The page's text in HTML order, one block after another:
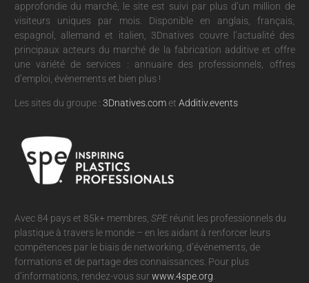
approfondie du marché, le site est suivi par plus d’un million de
visiteurs uniques par mois. Disponible en anglais, français,
espagnol, allemand et italien, 3Dnatives couvre l’actualité des
principaux acteurs du marché de la fabrication additive et offre
une variété de services : annuaire des professionnels, offres
d’emploi, évènements et bien plus !
Les sites du groupe : 3Dnatives.comet Additiv.events
Avec 84 pays et 85k+ membres, SPEréunit les professionnels du
plastique à travers le monde – en les aidant à renforcer leurs
compétences par le biais de networking, d’événements, de
formations et de partage des connaissances. Pour plus
d’informations, rendez-vous surwww.4spe.org